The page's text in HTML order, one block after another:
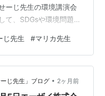
ーじ先生の環境講演会
て、SDGsや環境問題、
環境問題も、クイズや
「やってみたい！」に
を学ぶ“夏休みの自由研
日は、子どもたちに人
で楽しみながら学べる
じ先生 #マリカ先生
じ先生」ブログ • 2ヶ月前